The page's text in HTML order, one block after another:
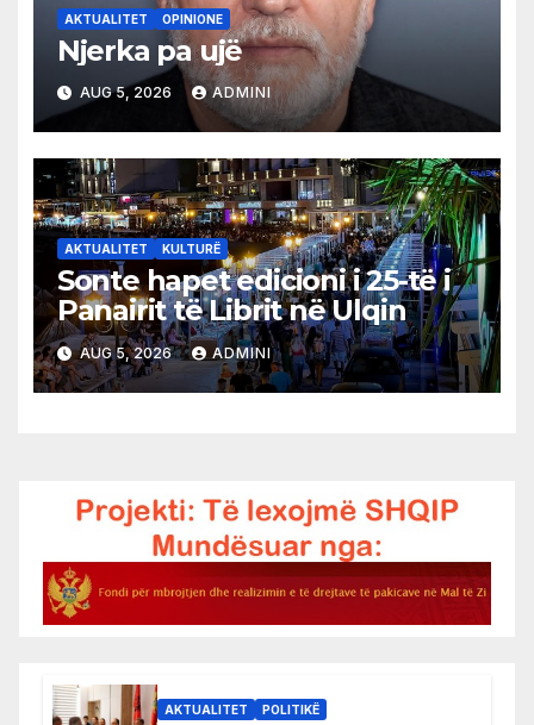
AKTUALITET OPINIONE
Njerka pa ujë
AUG 5, 2026 ADMINI
AKTUALITET KULTURË
Sonte hapet edicioni i 25-të i
Panairit të Librit në Ulqin
AUG 5, 2026 ADMINI
AKTUALITET POLITIKË